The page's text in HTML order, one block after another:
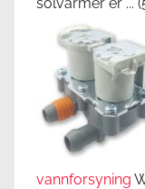
solvarmer er ...
vannforsyning